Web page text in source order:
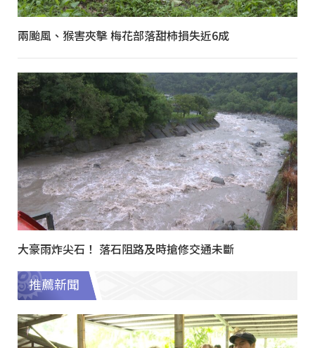
兩颱風、猴害夾擊 梅花部落甜柿損失近6成
大豪雨炸尖石！ 落石阻路及時搶修交通未斷
推薦新聞